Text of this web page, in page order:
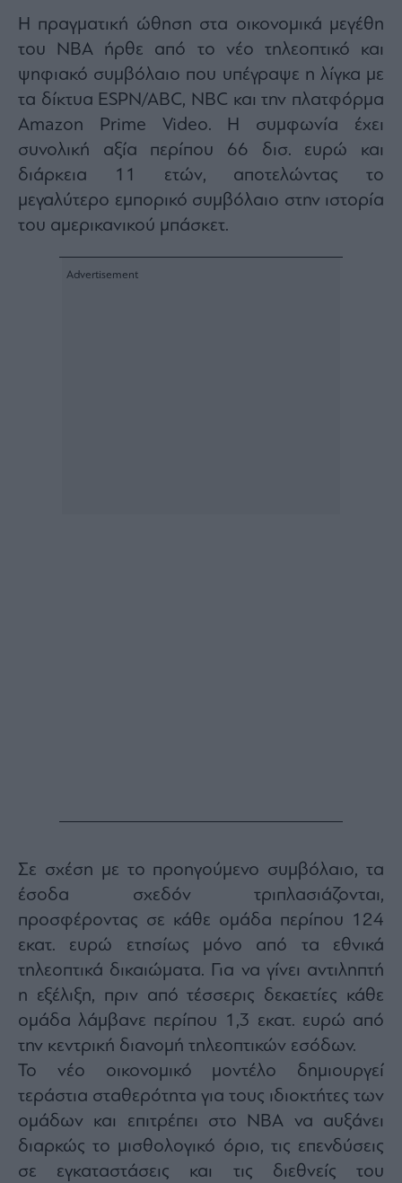
Η πραγματική ώθηση στα οικονομικά μεγέθη
του NBA ήρθε από το νέο τηλεοπτικό και
ψηφιακό συμβόλαιο που υπέγραψε η λίγκα με
τα δίκτυα ESPN/ABC, NBC και την πλατφόρμα
Amazon Prime Video. Η συμφωνία έχει
συνολική αξία περίπου 66 δισ. ευρώ και
διάρκεια 11 ετών, αποτελώντας το
μεγαλύτερο εμπορικό συμβόλαιο στην ιστορία
του αμερικανικού μπάσκετ.
Σε σχέση με το προηγούμενο συμβόλαιο, τα
έσοδα σχεδόν τριπλασιάζονται,
προσφέροντας σε κάθε ομάδα περίπου 124
εκατ. ευρώ ετησίως μόνο από τα εθνικά
τηλεοπτικά δικαιώματα. Για να γίνει αντιληπτή
η εξέλιξη, πριν από τέσσερις δεκαετίες κάθε
ομάδα λάμβανε περίπου 1,3 εκατ. ευρώ από
την κεντρική διανομή τηλεοπτικών εσόδων.
Το νέο οικονομικό μοντέλο δημιουργεί
τεράστια σταθερότητα για τους ιδιοκτήτες των
ομάδων και επιτρέπει στο NBA να αυξάνει
διαρκώς το μισθολογικό όριο, τις επενδύσεις
σε εγκαταστάσεις και τις διεθνείς του